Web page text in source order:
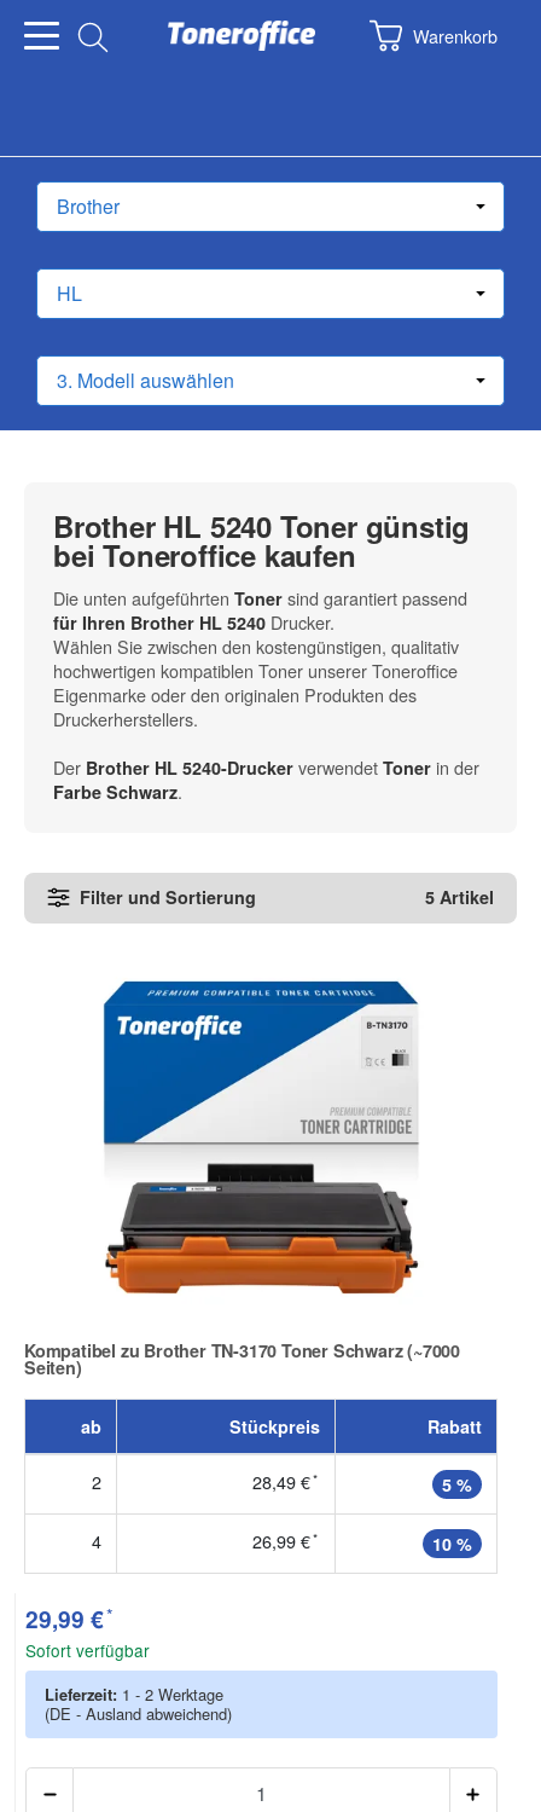
Warenkorb
Brother HL 5240 Toner günstig
bei Toneroffice kaufen
Die unten aufgeführten Toner sind garantiert passend
für Ihren Brother HL 5240 Drucker.
Wählen Sie zwischen den kostengünstigen, qualitativ
hochwertigen kompatiblen Toner unserer Toneroffice
Eigenmarke oder den originalen Produkten des
Druckerherstellers.
Der Brother HL 5240-Drucker verwendet Toner in der
Farbe Schwarz.
Filter und Sortierung 5 Artikel
Kompatibel zu Brother TN-3170 Toner Schwarz (~7000
Seiten)
Zur Artikelbewertung
ab
Stückpreis Rabatt
2 28,49 €* 5 %
4 26,99 €* 10 %
29,99 €*
Sofort verfügbar
Lieferzeit: 1 - 2 Werktage
(DE - Ausland abweichend)